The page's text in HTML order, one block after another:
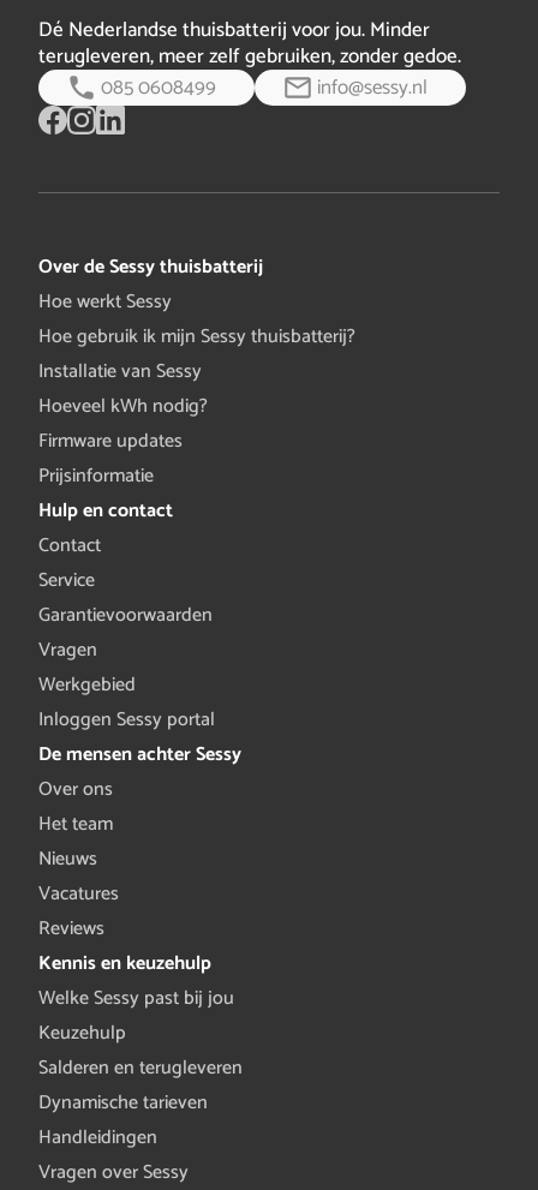
Dé Nederlandse thuisbatterij voor jou. Minder
terugleveren, meer zelf gebruiken, zonder gedoe.
085 0608499
info@sessy.nl
Over de Sessy thuisbatterij
Hoe werkt Sessy
Hoe gebruik ik mijn Sessy thuisbatterij?
Installatie van Sessy
Hoeveel kWh nodig?
Firmware updates
Prijsinformatie
Hulp en contact
Contact
Service
Garantievoorwaarden
Vragen
Werkgebied
Inloggen Sessy portal
De mensen achter Sessy
Over ons
Het team
Nieuws
Vacatures
Reviews
Kennis en keuzehulp
Welke Sessy past bij jou
Keuzehulp
Salderen en terugleveren
Dynamische tarieven
Handleidingen
Vragen over Sessy